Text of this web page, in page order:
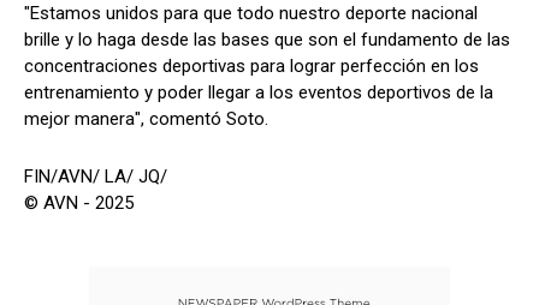
"Estamos unidos para que todo nuestro deporte nacional
brille y lo haga desde las bases que son el fundamento de las
concentraciones deportivas para lograr perfección en los
entrenamiento y poder llegar a los eventos deportivos de la
mejor manera", comentó Soto.
FIN/AVN/ LA/ JQ/
© AVN - 2025